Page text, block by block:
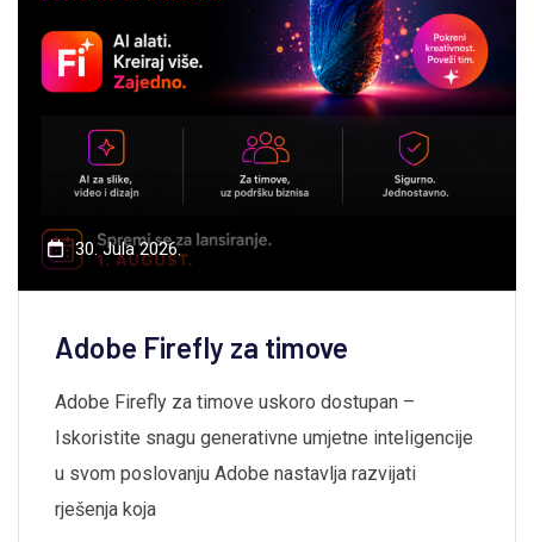
30. Jula 2026.
Adobe Firefly za timove
Adobe Firefly za timove uskoro dostupan –
Iskoristite snagu generativne umjetne inteligencije
u svom poslovanju Adobe nastavlja razvijati
rješenja koja